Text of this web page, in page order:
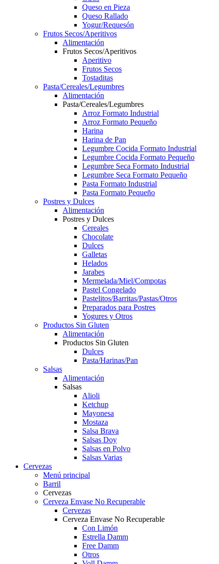
Queso en Pieza
Queso Rallado
Yogur/Requesón
Frutos Secos/Aperitivos
Alimentación
Frutos Secos/Aperitivos
Aperitivo
Frutos Secos
Tostaditas
Pasta/Cereales/Legumbres
Alimentación
Pasta/Cereales/Legumbres
Arroz Formato Industrial
Arroz Formato Pequeño
Harina
Harina de Pan
Legumbre Cocida Formato Industrial
Legumbre Cocida Formato Pequeño
Legumbre Seca Formato Industrial
Legumbre Seca Formato Pequeño
Pasta Formato Industrial
Pasta Formato Pequeño
Postres y Dulces
Alimentación
Postres y Dulces
Cereales
Chocolate
Dulces
Galletas
Helados
Jarabes
Mermelada/Miel/Compotas
Pastel Congelado
Pastelitos/Barritas/Pastas/Otros
Preparados para Postres
Yogures y Otros
Productos Sin Gluten
Alimentación
Productos Sin Gluten
Dulces
Pasta/Harinas/Pan
Salsas
Alimentación
Salsas
Alioli
Ketchup
Mayonesa
Mostaza
Salsa Brava
Salsas Doy
Salsas en Polvo
Salsas Varias
Cervezas
Menú principal
Barril
Cervezas
Cerveza Envase No Recuperable
Cervezas
Cerveza Envase No Recuperable
Con Limón
Estrella Damm
Free Damm
Otros